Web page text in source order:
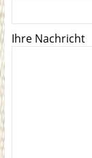
Ihre Nachricht